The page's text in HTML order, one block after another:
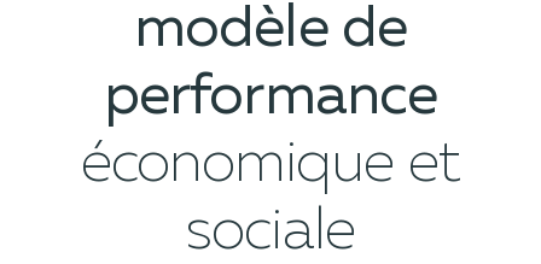
modèle de
performance
économique et
sociale